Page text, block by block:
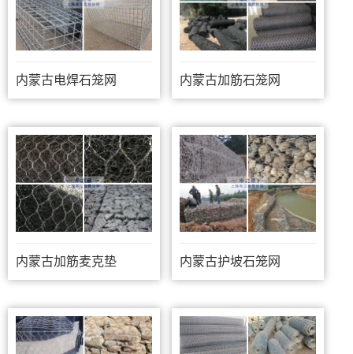
内蒙古电焊石笼网 内蒙古加筋石笼网
内蒙古加筋麦克垫 内蒙古护坡石笼网